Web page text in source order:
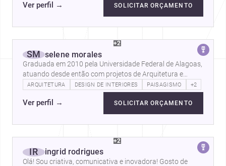
Ver perfil → SOLICITAR ORÇAMENTO
+2
SM selene morales
Graduada em 2010 pela Universidade Federal de Alagoas,
atuando desde então com projetos de Arquitetura e
Paisagismo com enfoque em soluções…
ARQUITETURA DESIGN DE INTERIORES PAISAGISMO +2
Ver perfil → SOLICITAR ORÇAMENTO
+2
IR ingrid rodrigues
Olá! Sou criativa, comunicativa e inovadora! Gosto de